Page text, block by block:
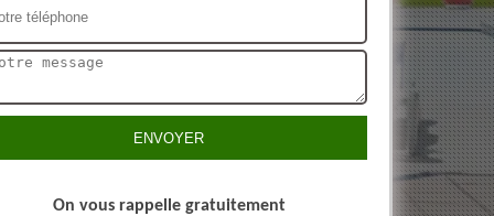
On vous rappelle gratuitement